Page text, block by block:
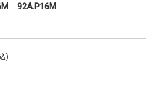
92A.P16M
)